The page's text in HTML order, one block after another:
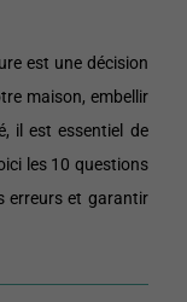
est une décision
maison, embellir
il est essentiel de
les 10 questions
erreurs et garantir